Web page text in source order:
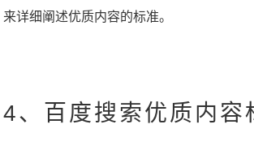
来详细阐述优质内容的标准。
4、百度搜索优质内容